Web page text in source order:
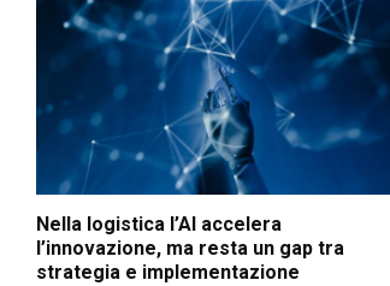
Nella logistica l’AI accelera
l’innovazione, ma resta un gap tra
strategia e implementazione